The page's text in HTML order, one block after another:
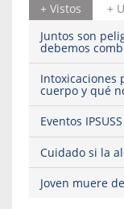
+ Vistos
+
Juntos son
debemos
Intoxicaciones
cuerpo y qué
Eventos IPSUSS
Cuidado si la
Joven muere